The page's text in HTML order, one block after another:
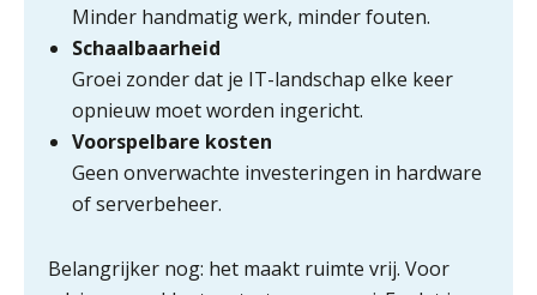
Minder handmatig werk, minder fouten.
Schaalbaarheid
Groei zonder dat je IT-landschap elke keer
opnieuw moet worden ingericht.
Voorspelbare kosten
Geen onverwachte investeringen in hardware
of serverbeheer.
Belangrijker nog: het maakt ruimte vrij. Voor
Fusies en overnames | Met
waardebepalingen bedrijfsadvies
dichter bij de ondernemer
Van Wwft naar AMLR: wat verandert
Driver-based models: de essentiële
bouwstenen voor elk finance team